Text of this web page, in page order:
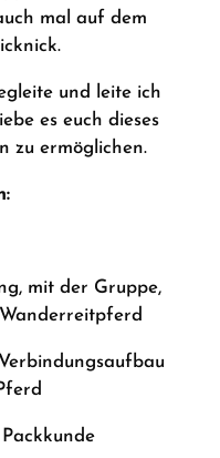
mal auf dem
und leite ich
es euch dieses
zu ermöglichen.
mit der Gruppe,